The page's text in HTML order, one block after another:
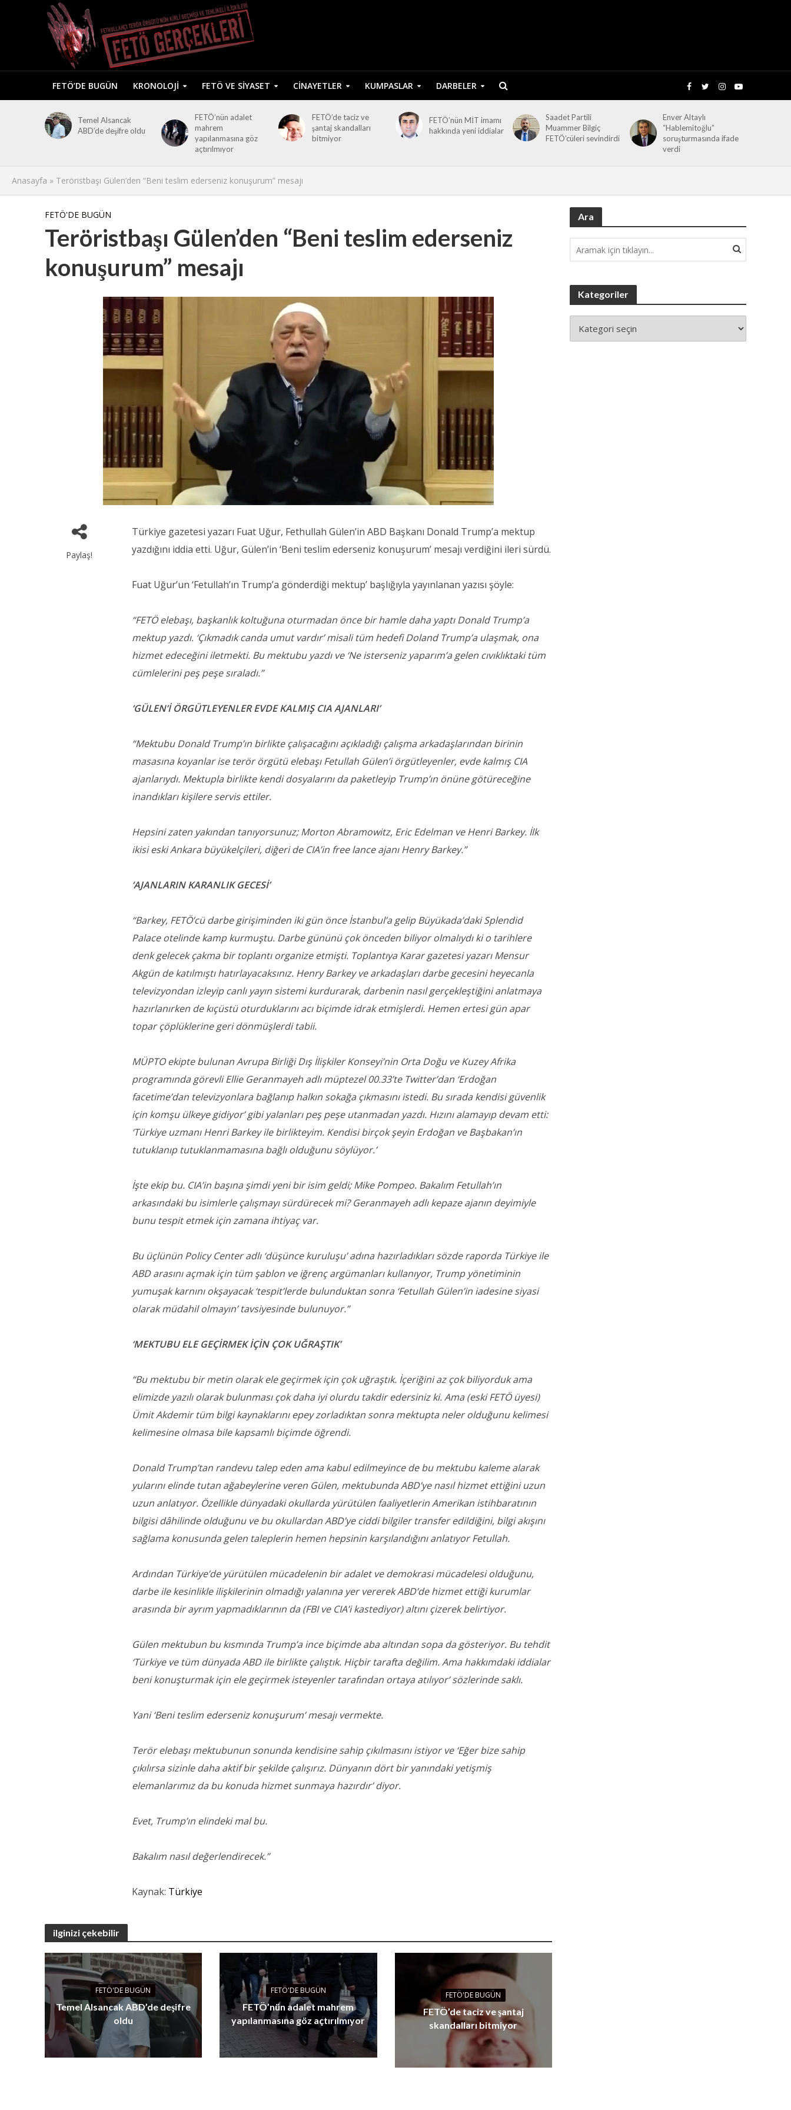
FETÖ’DE BUGÜN KRONOLOJI FETÖ VE SIYASET CINAYETLER KUMPASLAR DARBELER
Temel Alsancak
ABD’de deşifre oldu
FETÖ’nün adalet
mahrem
yapılanmasına göz
açtırılmıyor
FETÖ’de taciz ve
şantaj skandalları
bitmiyor
FETÖ’nün MİT imamı
hakkında yeni iddialar
Saadet Partili
Muammer Bilgiç
FETÖ’cüleri sevindirdi
Enver Altaylı
“Hablemitoğlu”
soruşturmasında ifade
verdi
Anasayfa » Teröristbaşı Gülen’den “Beni teslim ederseniz konuşurum” mesajı
FETÖ'DE BUGÜN
Teröristbaşı Gülen’den “Beni teslim ederseniz
konuşurum” mesajı
Paylaş!
Türkiye gazetesi yazarı Fuat Uğur, Fethullah Gülen’in ABD Başkanı Donald Trump’a mektup
yazdığını iddia etti. Uğur, Gülen’in ‘Beni teslim ederseniz konuşurum’ mesajı verdiğini ileri sürdü.
Fuat Uğur’un ‘Fetullah’ın Trump’a gönderdiği mektup’ başlığıyla yayınlanan yazısı şöyle:
“FETÖ elebaşı, başkanlık koltuğuna oturmadan önce bir hamle daha yaptı Donald Trump’a
mektup yazdı. ‘Çıkmadık canda umut vardır’ misali tüm hedefi Doland Trump’a ulaşmak, ona
hizmet edeceğini iletmekti. Bu mektubu yazdı ve ‘Ne isterseniz yaparım’a gelen cıvıklıktaki tüm
cümlelerini peş peşe sıraladı.”
‘GÜLEN’İ ÖRGÜTLEYENLER EVDE KALMIŞ CIA AJANLARI’
“Mektubu Donald Trump’ın birlikte çalışacağını açıkladığı çalışma arkadaşlarından birinin
masasına koyanlar ise terör örgütü elebaşı Fetullah Gülen’i örgütleyenler, evde kalmış CIA
ajanlarıydı. Mektupla birlikte kendi dosyalarını da paketleyip Trump’ın önüne götüreceğine
inandıkları kişilere servis ettiler.
Hepsini zaten yakından tanıyorsunuz; Morton Abramowitz, Eric Edelman ve Henri Barkey. İlk
ikisi eski Ankara büyükelçileri, diğeri de CIA’in free lance ajanı Henry Barkey.”
‘AJANLARIN KARANLIK GECESİ’
“Barkey, FETÖ’cü darbe girişiminden iki gün önce İstanbul’a gelip Büyükada’daki Splendid
Palace otelinde kamp kurmuştu. Darbe gününü çok önceden biliyor olmalıydı ki o tarihlere
denk gelecek çakma bir toplantı organize etmişti. Toplantıya Karar gazetesi yazarı Mensur
Akgün de katılmıştı hatırlayacaksınız. Henry Barkey ve arkadaşları darbe gecesini heyecanla
televizyondan izleyip canlı yayın sistemi kurdurarak, darbenin nasıl gerçekleştiğini anlatmaya
hazırlanırken de kıçüstü oturduklarını acı biçimde idrak etmişlerdi. Hemen ertesi gün apar
topar çöplüklerine geri dönmüşlerdi tabii.
MÜPTO ekipte bulunan Avrupa Birliği Dış İlişkiler Konseyi’nin Orta Doğu ve Kuzey Afrika
programında görevli Ellie Geranmayeh adlı müptezel 00.33’te Twitter’dan ‘Erdoğan
facetime’dan televizyonlara bağlanıp halkın sokağa çıkmasını istedi. Bu sırada kendisi güvenlik
için komşu ülkeye gidiyor’ gibi yalanları peş peşe utanmadan yazdı. Hızını alamayıp devam etti:
‘Türkiye uzmanı Henri Barkey ile birlikteyim. Kendisi birçok şeyin Erdoğan ve Başbakan’ın
tutuklanıp tutuklanmamasına bağlı olduğunu söylüyor.’
İşte ekip bu. CIA’in başına şimdi yeni bir isim geldi; Mike Pompeo. Bakalım Fetullah’ın
arkasındaki bu isimlerle çalışmayı sürdürecek mi? Geranmayeh adlı kepaze ajanın deyimiyle
bunu tespit etmek için zamana ihtiyaç var.
Bu üçlünün Policy Center adlı ‘düşünce kuruluşu’ adına hazırladıkları sözde raporda Türkiye ile
ABD arasını açmak için tüm şablon ve iğrenç argümanları kullanıyor, Trump yönetiminin
yumuşak karnını okşayacak ‘tespit’lerde bulunduktan sonra ‘Fetullah Gülen’in iadesine siyasi
olarak müdahil olmayın’ tavsiyesinde bulunuyor.”
‘MEKTUBU ELE GEÇİRMEK İÇİN ÇOK UĞRAŞTIK’
“Bu mektubu bir metin olarak ele geçirmek için çok uğraştık. İçeriğini az çok biliyorduk ama
elimizde yazılı olarak bulunması çok daha iyi olurdu takdir edersiniz ki. Ama (eski FETÖ üyesi)
Ümit Akdemir tüm bilgi kaynaklarını epey zorladıktan sonra mektupta neler olduğunu kelimesi
kelimesine olmasa bile kapsamlı biçimde öğrendi.
Donald Trump’tan randevu talep eden ama kabul edilmeyince de bu mektubu kaleme alarak
yularını elinde tutan ağabeylerine veren Gülen, mektubunda ABD’ye nasıl hizmet ettiğini uzun
uzun anlatıyor. Özellikle dünyadaki okullarda yürütülen faaliyetlerin Amerikan istihbaratının
bilgisi dâhilinde olduğunu ve bu okullardan ABD’ye ciddi bilgiler transfer edildiğini, bilgi akışını
sağlama konusunda gelen taleplerin hemen hepsinin karşılandığını anlatıyor Fetullah.
Ardından Türkiye’de yürütülen mücadelenin bir adalet ve demokrasi mücadelesi olduğunu,
darbe ile kesinlikle ilişkilerinin olmadığı yalanına yer vererek ABD’de hizmet ettiği kurumlar
arasında bir ayrım yapmadıklarının da (FBI ve CIA’i kastediyor) altını çizerek belirtiyor.
Gülen mektubun bu kısmında Trump’a ince biçimde aba altından sopa da gösteriyor. Bu tehdit
‘Türkiye ve tüm dünyada ABD ile birlikte çalıştık. Hiçbir tarafta değilim. Ama hakkımdaki iddialar
beni konuşturmak için ele geçirmek isteyenler tarafından ortaya atılıyor’ sözlerinde saklı.
Yani ‘Beni teslim ederseniz konuşurum’ mesajı vermekte.
Terör elebaşı mektubunun sonunda kendisine sahip çıkılmasını istiyor ve ‘Eğer bize sahip
çıkılırsa sizinle daha aktif bir şekilde çalışırız. Dünyanın dört bir yanındaki yetişmiş
elemanlarımız da bu konuda hizmet sunmaya hazırdır’ diyor.
Evet, Trump’ın elindeki mal bu.
Bakalım nasıl değerlendirecek.”
Kaynak: Türkiye
ilginizi çekebilir
FETÖ'DE BUGÜN
Temel Alsancak ABD’de deşifre
oldu
FETÖ'DE BUGÜN
FETÖ’nün adalet mahrem
yapılanmasına göz açtırılmıyor
FETÖ'DE BUGÜN
FETÖ’de taciz ve şantaj
skandalları bitmiyor
Ara
Kategoriler